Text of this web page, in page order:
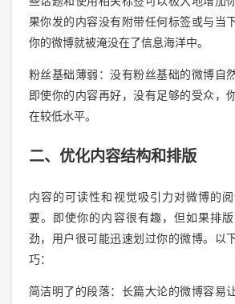
果你发的内容没有附带任何标签或与当
你的微博就被淹没在了信息海洋中。
粉丝基础薄弱：没有粉丝基础的微博自
即使你的内容再好，没有足够的受众，
在较低水平。
二、优化内容结构和排版
内容的可读性和视觉吸引力对微博的
要。即使你的内容很有趣，但如果排
劲，用户很可能迅速划过你的微博。以
巧：
简洁明了的段落：长篇大论的微博容易